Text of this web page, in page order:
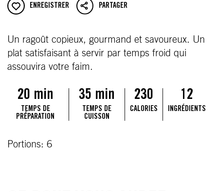
ENREGISTRER PARTAGER
Un ragoût copieux, gourmand et savoureux. Un
plat satisfaisant à servir par temps froid qui
assouvira votre faim.
20 min
TEMPS DE
PRÉPARATION
35 min
TEMPS DE
CUISSON
230
CALORIES
12
INGRÉDIENTS
Portions: 6